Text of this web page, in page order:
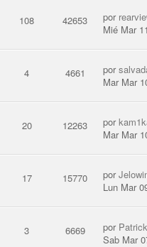
108 42653 por
Mié Mar
4 4661 por
Mar Mar
20 12263 por
Mar Mar
17 15770 por
Lun Mar
3 6669 por
Sab Mar